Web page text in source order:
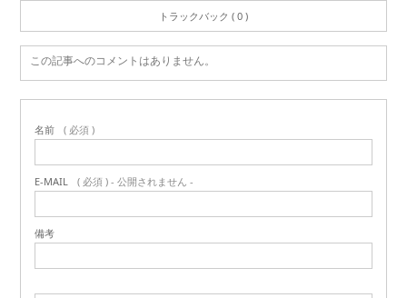
トラックバック ( 0 )
この記事へのコメントはありません。
名前 ( 必須 )
E-MAIL ( 必須 ) - 公開されません -
備考